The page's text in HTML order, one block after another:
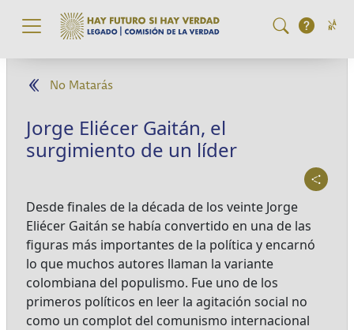
Pasar al contenido principal
No Matarás
Jorge Eliécer Gaitán, el
surgimiento de un líder
Desde finales de la década de los veinte Jorge
Eliécer Gaitán se había convertido en una de las
figuras más importantes de la política y encarnó
lo que muchos autores llaman la variante
colombiana del populismo. Fue uno de los
primeros políticos en leer la agitación social no
como un complot del comunismo internacional